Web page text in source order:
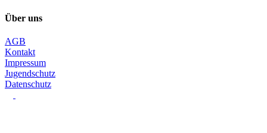
Über uns
AGB
Kontakt
Impressum
Jugendschutz
Datenschutz